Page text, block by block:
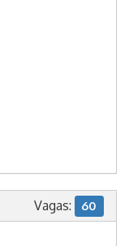
Vagas: 60